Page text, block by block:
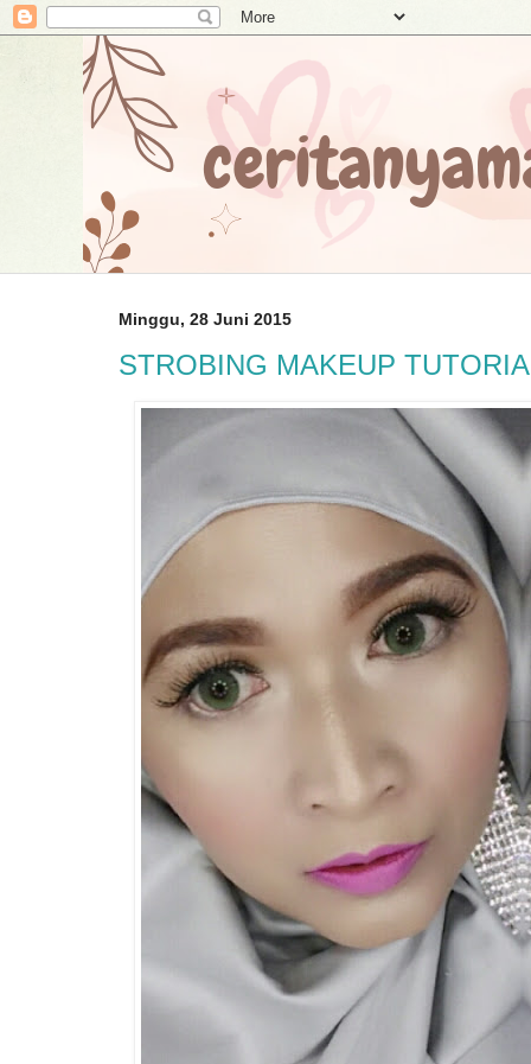
Minggu, 28 Juni 2015
STROBING MAKEUP